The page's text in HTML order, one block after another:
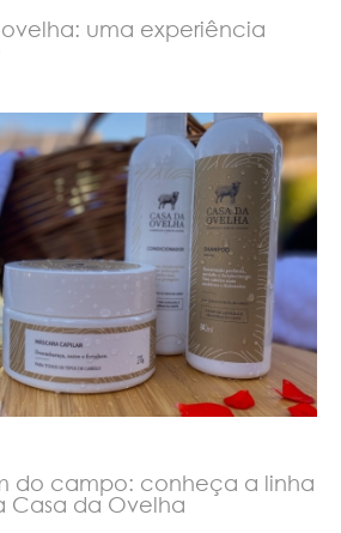
uma experiência
do campo: conheça a linha
Casa da Ovelha